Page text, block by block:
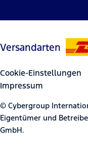
Versandarten
Cookie-Einstellungen
Impressum
© Cybergroup
Eigentümer und
GmbH.